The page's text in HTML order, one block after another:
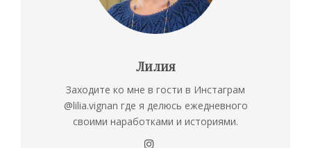
Лилия
Заходите ко мне в гости в Инстаграм
@lilia.vignan где я делюсь ежедневного
своими наработками и историями.